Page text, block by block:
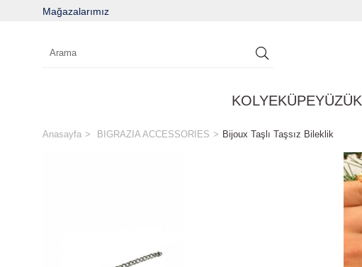
Mağazalarımız
KOLYEKÜPEYÜZÜK
Anasayfa BIGRAZIA ACCESSORIES Bijoux Taşlı Taşsız Bileklik